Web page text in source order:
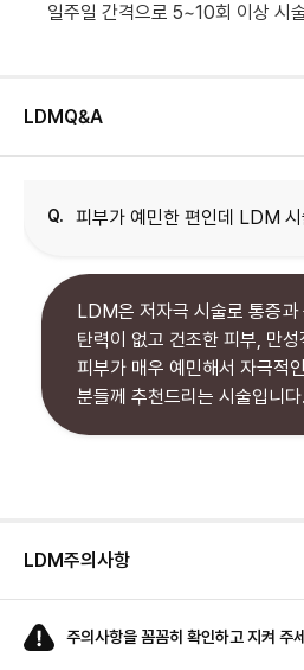
일주일 간격으로 5~10회 이상 시
LDMQ&A
Q. 피부가 예민한 편인데 LDM
LDM은 저자극 시술로 통증과
탄력이 없고 건조한 피부, 만
피부가 매우 예민해서 자극적
분들께 추천드리는 시술입니다.
LDM주의사항
주의사항을 꼼꼼히 확인하고 지켜 주